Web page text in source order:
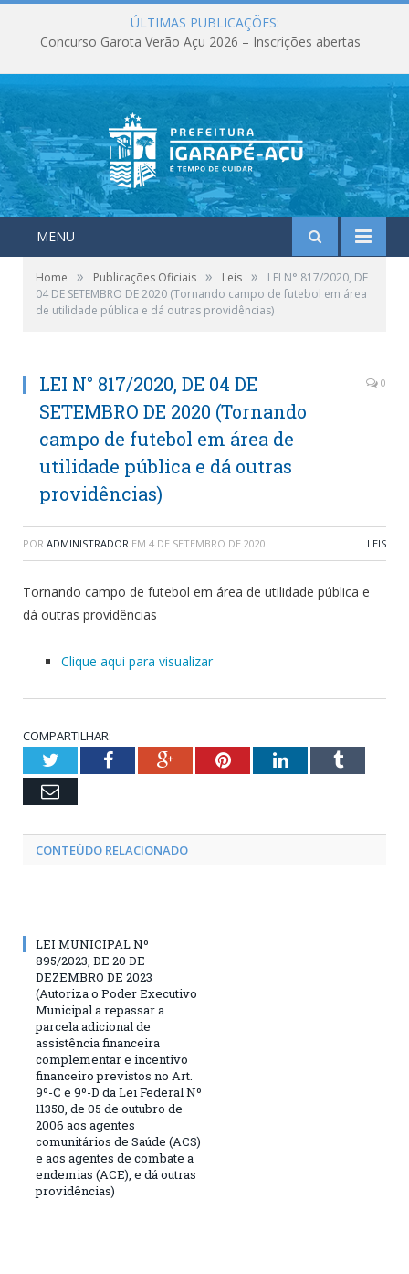
ÚLTIMAS PUBLICAÇÕES:
Concurso Garota Verão Açu 2026 – Inscrições abertas
MENU
Home » Publicações Oficiais » Leis »
LEI N° 817/2020, DE
04 DE SETEMBRO DE 2020 (Tornando campo de futebol em área
de utilidade pública e dá outras providências)
LEI N° 817/2020, DE 04 DE
SETEMBRO DE 2020 (Tornando
campo de futebol em área de
utilidade pública e dá outras
providências)
0
POR ADMINISTRADOR EM 4 DE SETEMBRO DE 2020 LEIS
Tornando campo de futebol em área de utilidade pública e
dá outras providências
Clique aqui para visualizar
COMPARTILHAR:
TwitterFacebookGoogle+PinterestLinkedInTumblr
Email
CONTEÚDO RELACIONADO
LEI MUNICIPAL Nº
895/2023, DE 20 DE
DEZEMBRO DE 2023
(Autoriza o Poder Executivo
Municipal a repassar a
parcela adicional de
assistência financeira
complementar e incentivo
financeiro previstos no Art.
9º-C e 9º-D da Lei Federal Nº
11350, de 05 de outubro de
2006 aos agentes
comunitários de Saúde (ACS)
e aos agentes de combate a
endemias (ACE), e dá outras
providências)